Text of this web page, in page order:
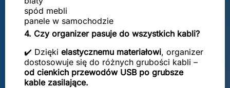
spód mebli
panele w samochodzie
4. Czy organizer pasuje do wszystkich kabli?
✔️ Dzięki elastycznemu materiałowi, organizer
dostosowuje się do różnych grubości kabli –
od cienkich przewodów USB po grubsze
kable zasilające.